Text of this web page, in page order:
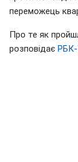
переможець
Про те як
розповідає РБК-